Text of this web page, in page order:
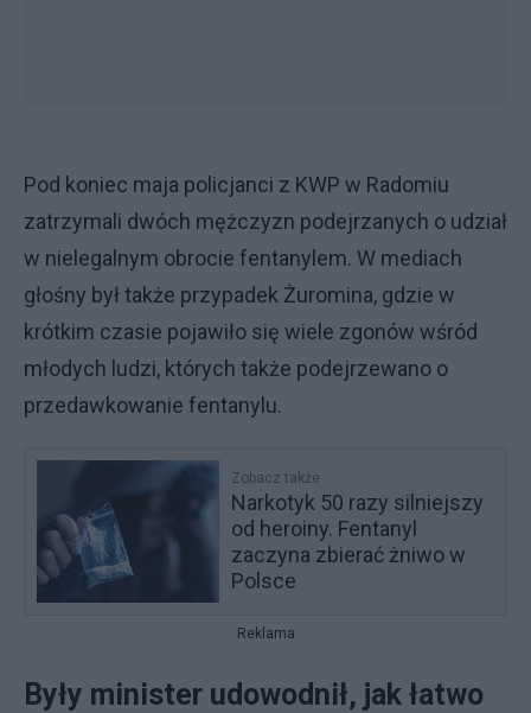
Pod koniec maja policjanci z KWP w Radomiu
zatrzymali dwóch mężczyzn podejrzanych o udział
w nielegalnym obrocie fentanylem. W mediach
głośny był także przypadek Żuromina, gdzie w
krótkim czasie pojawiło się wiele zgonów wśród
młodych ludzi, których także podejrzewano o
przedawkowanie fentanylu.
Zobacz także
Narkotyk 50 razy silniejszy
od heroiny. Fentanyl
zaczyna zbierać żniwo w
Polsce
Reklama
Były minister udowodnił, jak łatwo